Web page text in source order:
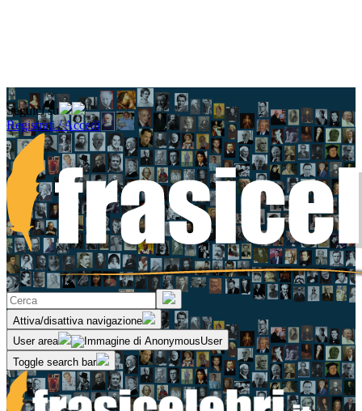
Seguici su
Registrati / Accedi
Attiva/disattiva navigazione
User area
Toggle search bar